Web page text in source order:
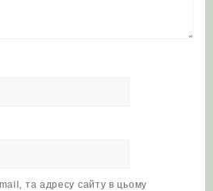
та адресу сайту в цьому